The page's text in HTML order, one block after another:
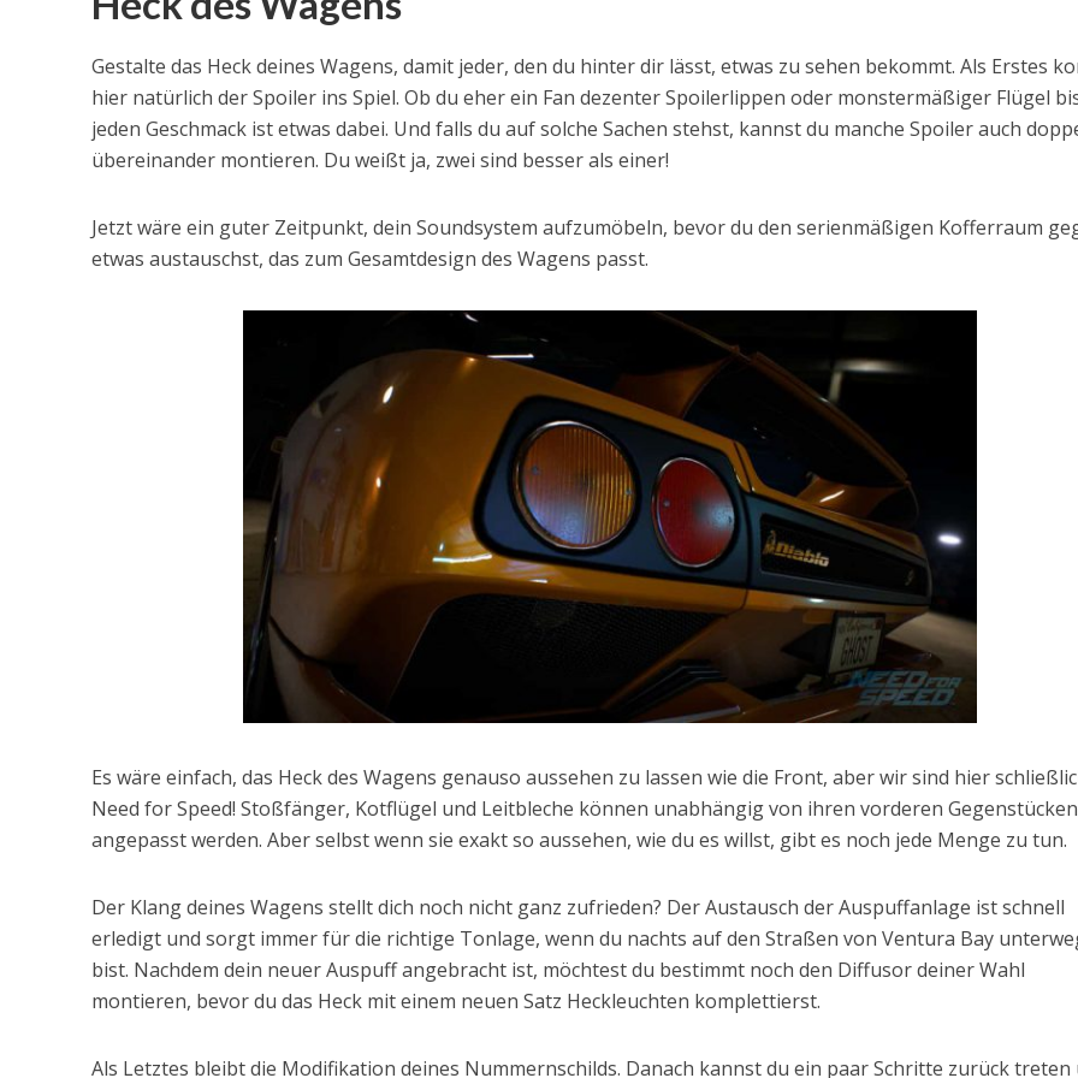
Gestalte das Heck deines Wagens, damit jeder, den du hinter dir lässt, etwas zu sehen bekommt. Als Erstes
hier natürlich der Spoiler ins Spiel. Ob du eher ein Fan dezenter Spoilerlippen oder monstermäßiger Flügel
jeden Geschmack ist etwas dabei. Und falls du auf solche Sachen stehst, kannst du manche Spoiler auch
übereinander montieren. Du weißt ja, zwei sind besser als einer!
Jetzt wäre ein guter Zeitpunkt, dein Soundsystem aufzumöbeln, bevor du den serienmäßigen Kofferraum
etwas austauschst, das zum Gesamtdesign des Wagens passt.
Es wäre einfach, das Heck des Wagens genauso aussehen zu lassen wie die Front, aber wir sind hier
Need for Speed! Stoßfänger, Kotflügel und Leitbleche können unabhängig von ihren vorderen Gegenstücken
angepasst werden. Aber selbst wenn sie exakt so aussehen, wie du es willst, gibt es noch jede Menge zu tun.
Der Klang deines Wagens stellt dich noch nicht ganz zufrieden? Der Austausch der Auspuffanlage ist schnell
erledigt und sorgt immer für die richtige Tonlage, wenn du nachts auf den Straßen von Ventura Bay
bist. Nachdem dein neuer Auspuff angebracht ist, möchtest du bestimmt noch den Diffusor deiner Wahl
montieren, bevor du das Heck mit einem neuen Satz Heckleuchten komplettierst.
Als Letztes bleibt die Modifikation deines Nummernschilds. Danach kannst du ein paar Schritte zurück treten